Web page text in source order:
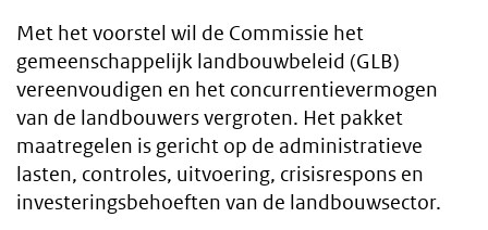
Met het voorstel wil de Commissie het
gemeenschappelijk landbouwbeleid (GLB)
vereenvoudigen en het concurrentievermogen
van de landbouwers vergroten. Het pakket
maatregelen is gericht op de administratieve
lasten, controles, uitvoering, crisisrespons en
investeringsbehoeften van de landbouwsector.